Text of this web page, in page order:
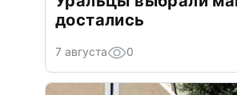
достались
7 августа 0